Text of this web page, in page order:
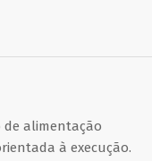
de alimentação
à execução.